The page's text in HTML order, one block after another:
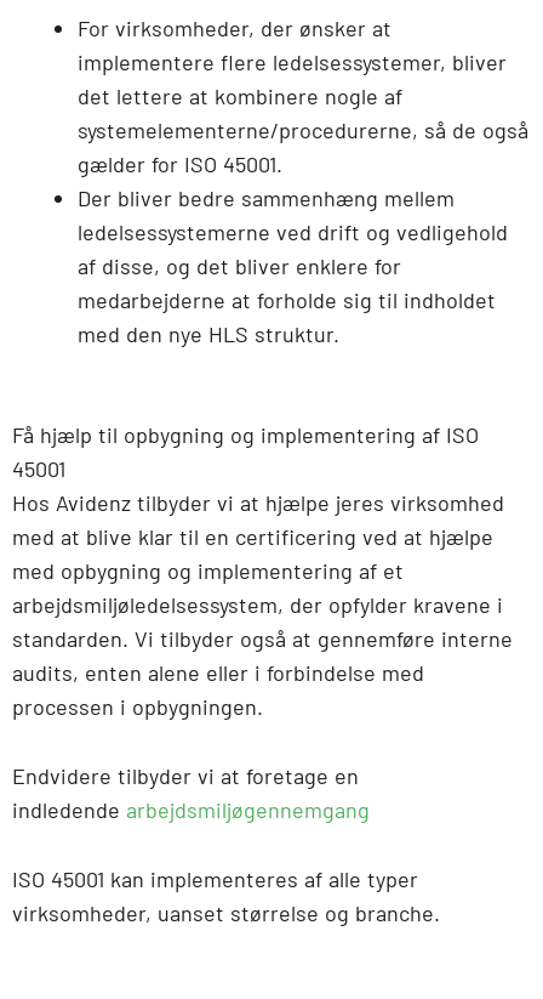
For virksomheder, der ønsker at
implementere flere ledelsessystemer, bliver
det lettere at kombinere nogle af
systemelementerne/procedurerne, så de også
gælder for ISO 45001.
Der bliver bedre sammenhæng mellem
ledelsessystemerne ved drift og vedligehold
af disse, og det bliver enklere for
medarbejderne at forholde sig til indholdet
med den nye HLS struktur.
Få hjælp til opbygning og implementering af ISO
45001
Hos Avidenz tilbyder vi at hjælpe jeres virksomhed
med at blive klar til en certificering ved at hjælpe
med opbygning og implementering af et
arbejdsmiljøledelsessystem, der opfylder kravene i
standarden. Vi tilbyder også at gennemføre interne
audits, enten alene eller i forbindelse med
processen i opbygningen.
Endvidere tilbyder vi at foretage en
indledende arbejdsmiljøgennemgang
ISO 45001 kan implementeres af alle typer
virksomheder, uanset størrelse og branche.